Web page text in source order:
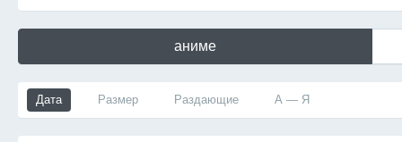
аниме
Дата Размер Раздающие А — Я